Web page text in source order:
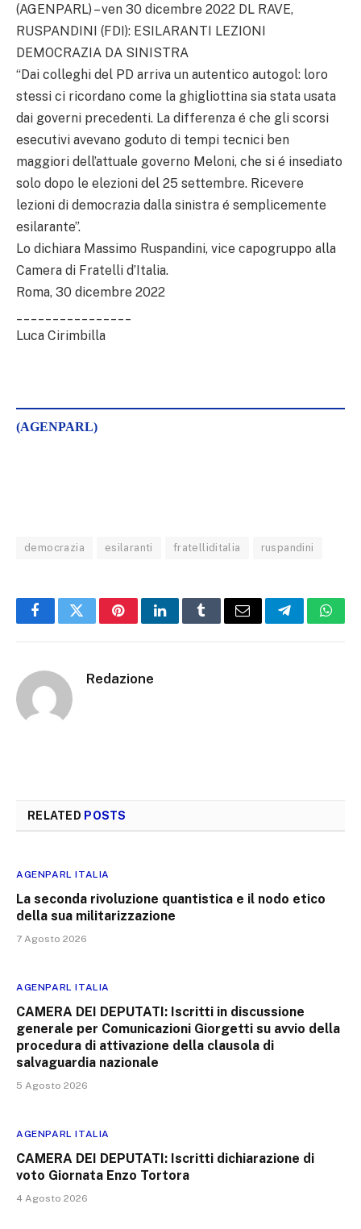
(AGENPARL) – ven 30 dicembre 2022 DL RAVE,
RUSPANDINI (FDI): ESILARANTI LEZIONI
DEMOCRAZIA DA SINISTRA
“Dai colleghi del PD arriva un autentico autogol: loro
stessi ci ricordano come la ghigliottina sia stata usata
dai governi precedenti. La differenza é che gli scorsi
esecutivi avevano goduto di tempi tecnici ben
maggiori dell’attuale governo Meloni, che si é insediato
solo dopo le elezioni del 25 settembre. Ricevere
lezioni di democrazia dalla sinistra é semplicemente
esilarante”.
Lo dichiara Massimo Ruspandini, vice capogruppo alla
Camera di Fratelli d’Italia.
Roma, 30 dicembre 2022
Luca Cirimbilla
(AGENPARL)
democrazia esilaranti fratelliditalia ruspandini
FacebookTwitterPinterestLinkedInTumblrEmail Telegram
Redazione
RELATED POSTS
AGENPARL ITALIA
La seconda rivoluzione quantistica e il nodo etico
della sua militarizzazione
7 Agosto 2026
AGENPARL ITALIA
CAMERA DEI DEPUTATI: Iscritti in discussione
generale per Comunicazioni Giorgetti su avvio della
procedura di attivazione della clausola di
salvaguardia nazionale
5 Agosto 2026
AGENPARL ITALIA
CAMERA DEI DEPUTATI: Iscritti dichiarazione di
voto Giornata Enzo Tortora
4 Agosto 2026